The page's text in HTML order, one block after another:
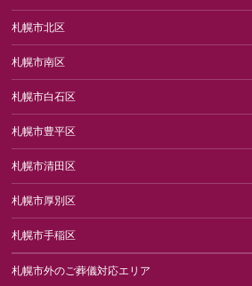
札幌市北区
札幌市南区
札幌市白石区
札幌市豊平区
札幌市清田区
札幌市厚別区
札幌市手稲区
札幌市外のご葬儀対応エリア